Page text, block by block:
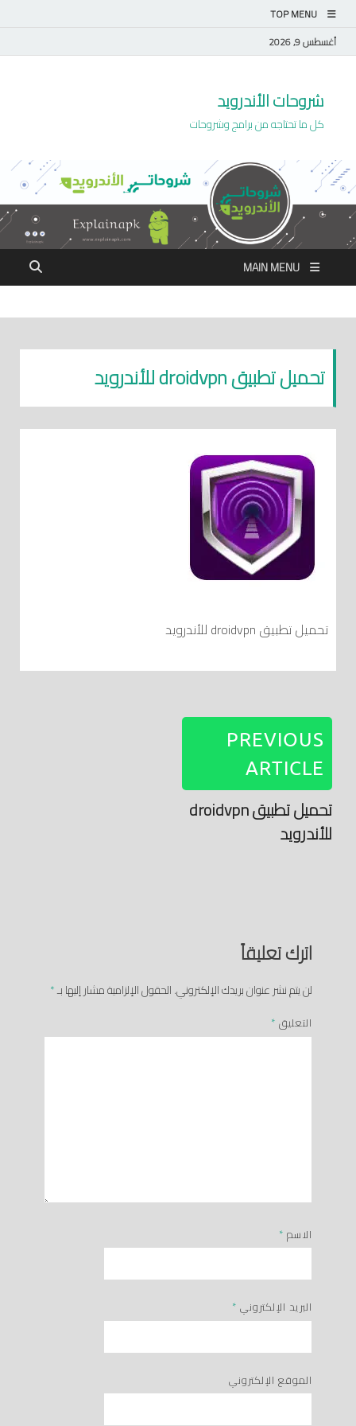
TOP MENU
أغسطس 9, 2026
شروحات الأندرويد
كل ما تحتاجه من برامج وشروحات
MAIN MENU
تحميل تطبيق droidvpn للأندرويد
تحميل تطبيق droidvpn للأندرويد
PREVIOUS
ARTICLE
تحميل تطبيق droidvpn
للأندرويد
اترك تعليقاً
لن يتم نشر عنوان بريدك الإلكتروني.الحقول الإلزامية مشار إليها بـ*
التعليق *
الاسم *
البريد الإلكتروني *
الموقع الإلكتروني